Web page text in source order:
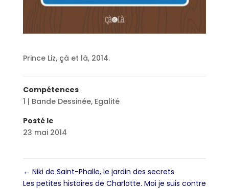
Prince Liz, çà et là, 2014.
Compétences
1 | Bande Dessinée, Egalité
Posté le
23 mai 2014
← Niki de Saint-Phalle, le jardin des secrets
Les petites histoires de Charlotte. Moi je suis contre